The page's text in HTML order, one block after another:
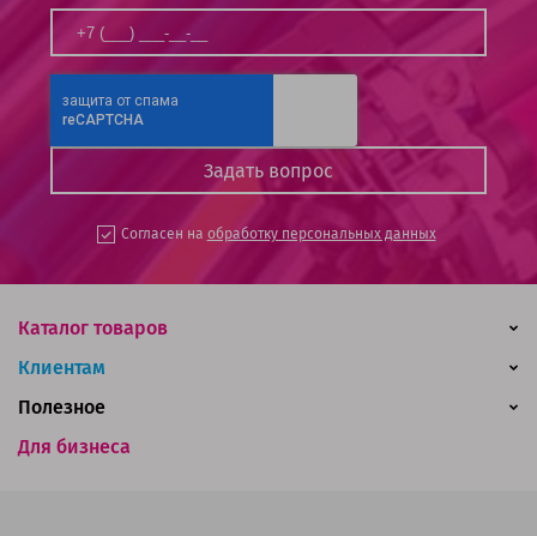
Согласен на обработку персональных данных
Каталог товаров
Клиентам
Для бизнеса
Полезное